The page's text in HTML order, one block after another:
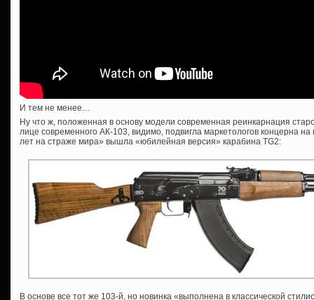
И тем не менее…
Ну что ж, положенная в основу модели современная реинкарнация
лице современного АК-103, видимо, подвигла маркетологов концерна
лет на страже мира» вышла «юбилейная версия» карабина TG2:
В основе все тот же 103-й, но новинка «выполнена в классической